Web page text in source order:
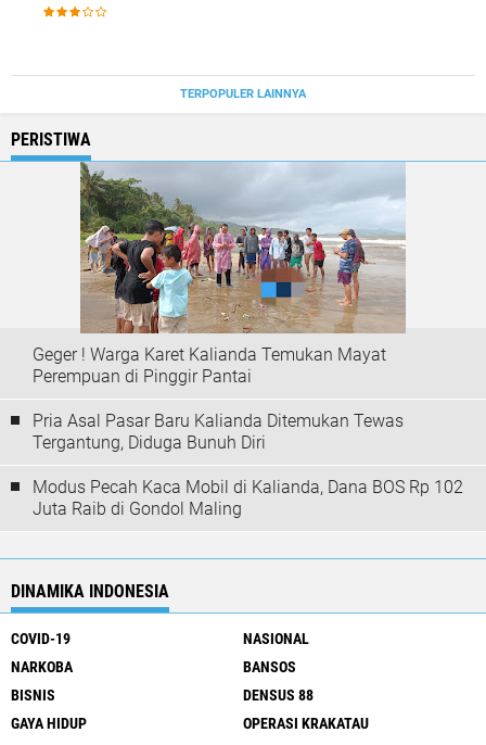
TERPOPULER LAINNYA
PERISTIWA
Geger ! Warga Karet Kalianda Temukan Mayat
Perempuan di Pinggir Pantai
Pria Asal Pasar Baru Kalianda Ditemukan Tewas
Tergantung, Diduga Bunuh Diri
Modus Pecah Kaca Mobil di Kalianda, Dana BOS Rp 102
Juta Raib di Gondol Maling
DINAMIKA INDONESIA
COVID-19
NASIONAL
NARKOBA
BANSOS
BISNIS
DENSUS 88
GAYA HIDUP
OPERASI KRAKATAU